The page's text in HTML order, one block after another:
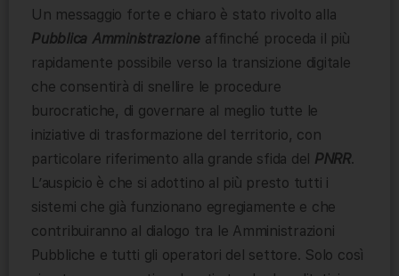
Un messaggio forte e chiaro è stato rivolto alla
Pubblica Amministrazione affinché proceda il più
rapidamente possibile verso la transizione digitale
che consentirà di snellire le procedure
burocratiche, di governare al meglio tutte le
iniziative di trasformazione del territorio, con
particolare riferimento alla grande sfida del PNRR.
L’auspicio è che si adottino al più presto tutti i
sistemi che già funzionano egregiamente e che
contribuiranno al dialogo tra le Amministrazioni
Pubbliche e tutti gli operatori del settore. Solo così